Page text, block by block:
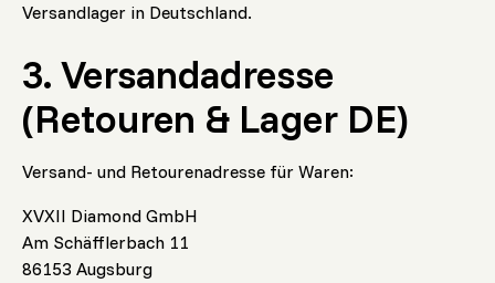
Versandlager in Deutschland.
3. Versandadresse
(Retouren & Lager DE)
Versand- und Retourenadresse für Waren:
XVXII Diamond GmbH
Am Schäfflerbach 11
86153 Augsburg